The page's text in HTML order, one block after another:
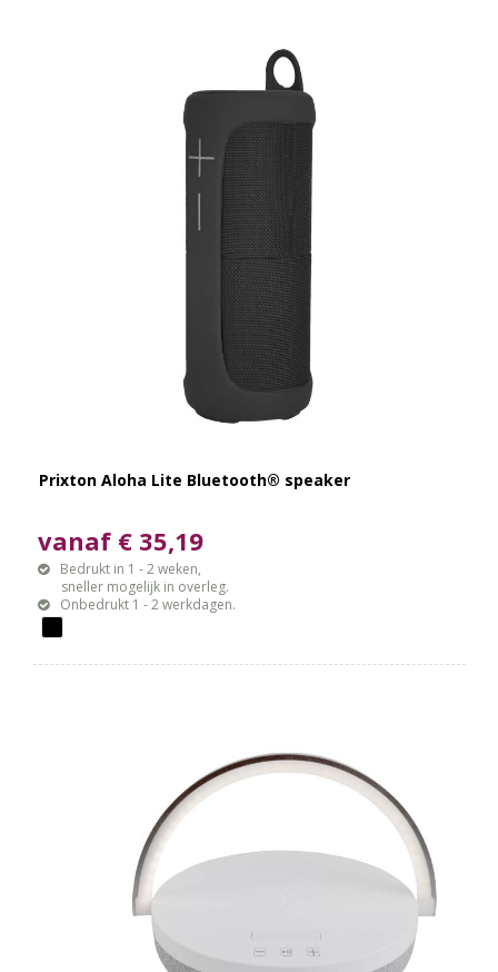
Prixton Aloha Lite Bluetooth® speaker
vanaf € 35,19
Bedrukt in 1 - 2 weken,
sneller mogelijk in overleg.
Onbedrukt 1 - 2 werkdagen.